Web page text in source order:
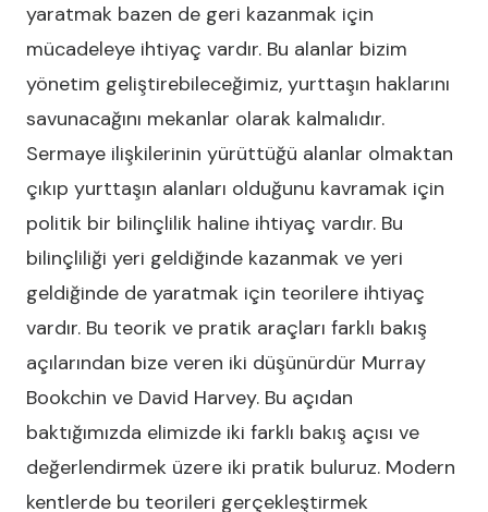
yaratmak bazen de geri kazanmak için
mücadeleye ihtiyaç vardır. Bu alanlar bizim
yönetim geliştirebileceğimiz, yurttaşın haklarını
savunacağını mekanlar olarak kalmalıdır.
Sermaye ilişkilerinin yürüttüğü alanlar olmaktan
çıkıp yurttaşın alanları olduğunu kavramak için
politik bir bilinçlilik haline ihtiyaç vardır. Bu
bilinçliliği yeri geldiğinde kazanmak ve yeri
geldiğinde de yaratmak için teorilere ihtiyaç
vardır. Bu teorik ve pratik araçları farklı bakış
açılarından bize veren iki düşünürdür Murray
Bookchin ve David Harvey. Bu açıdan
baktığımızda elimizde iki farklı bakış açısı ve
değerlendirmek üzere iki pratik buluruz. Modern
kentlerde bu teorileri gerçekleştirmek